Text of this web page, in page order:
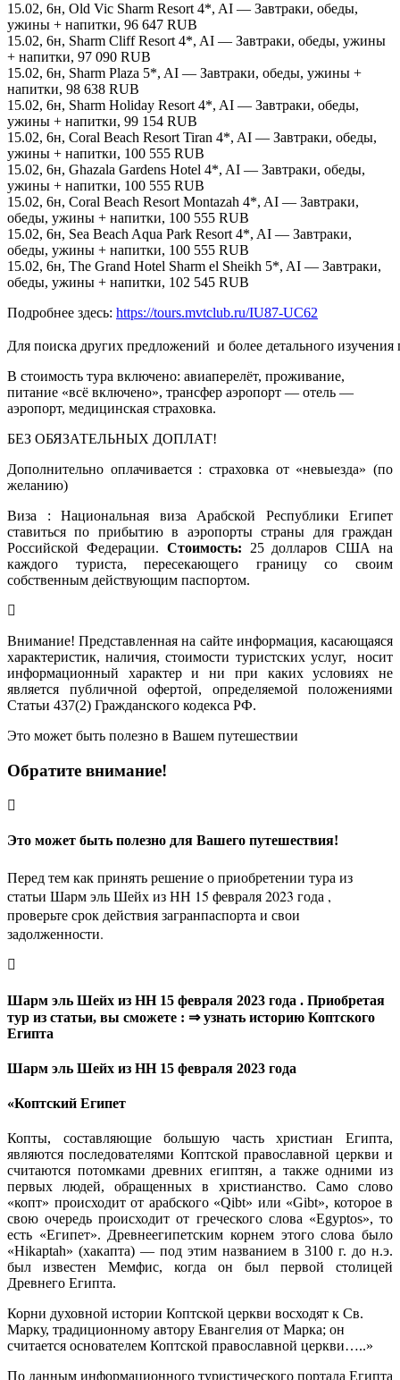
15.02, 6н, Old Vic Sharm Resort 4*, AI — Завтраки, обеды,
ужины + напитки, 96 647 RUB
15.02, 6н, Sharm Cliff Resort 4*, AI — Завтраки, обеды, ужины
+ напитки, 97 090 RUB
15.02, 6н, Sharm Plaza 5*, AI — Завтраки, обеды, ужины +
напитки, 98 638 RUB
15.02, 6н, Sharm Holiday Resort 4*, AI — Завтраки, обеды,
ужины + напитки, 99 154 RUB
15.02, 6н, Coral Beach Resort Tiran 4*, AI — Завтраки, обеды,
ужины + напитки, 100 555 RUB
15.02, 6н, Ghazala Gardens Hotel 4*, AI — Завтраки, обеды,
ужины + напитки, 100 555 RUB
15.02, 6н, Coral Beach Resort Montazah 4*, AI — Завтраки,
обеды, ужины + напитки, 100 555 RUB
15.02, 6н, Sea Beach Aqua Park Resort 4*, AI — Завтраки,
обеды, ужины + напитки, 100 555 RUB
15.02, 6н, The Grand Hotel Sharm el Sheikh 5*, AI — Завтраки,
обеды, ужины + напитки, 102 545 RUB
Подробнее здесь: https://tours.mvtclub.ru/IU87-UC62
Для поиска других предложений  и более детального
В стоимость тура включено: авиаперелёт, проживание,
питание «всё включено», трансфер аэропорт — отель —
аэропорт, медицинская страховка.
БЕЗ ОБЯЗАТЕЛЬНЫХ ДОПЛАТ!
Дополнительно оплачивается : страховка от «невыезда» (по
желанию)
Виза : Национальная виза Арабской Республики Египет
ставиться по прибытию в аэропорты страны для граждан
Российской Федерации. Стоимость: 25 долларов США на
каждого туриста, пересекающего границу со своим
собственным действующим паспортом.
Внимание! Представленная на сайте информация, касающаяся
характеристик, наличия, стоимости туристских услуг, носит
информационный характер и ни при каких условиях не
является публичной офертой, определяемой положениями
Статьи 437(2) Гражданского кодекса РФ.
Это может быть полезно в Вашем путешествии
Обратите внимание!
Это может быть полезно для Вашего путешествия!
Перед тем как принять решение о приобретении тура из
статьи Шарм эль Шейх из НН 15 февраля 2023 года ,
проверьте срок действия загранпаспорта и свои
задолженности.
Шарм эль Шейх из НН 15 февраля 2023 года . Приобретая
тур из статьи, вы сможете : ⇒ узнать историю Коптского
Египта
Шарм эль Шейх из НН 15 февраля 2023 года
«Коптский Египет
Копты, составляющие большую часть христиан Египта,
являются последователями Коптской православной церкви и
считаются потомками древних египтян, а также одними из
первых людей, обращенных в христианство. Само слово
«копт» происходит от арабского «Qibt» или «Gibt», которое в
свою очередь происходит от греческого слова «Egyptos», то
есть «Египет». Древнеегипетским корнем этого слова было
«Hikaptah» (хакапта) — под этим названием в 3100 г. до н.э.
был известен Мемфис, когда он был первой столицей
Древнего Египта.
Корни духовной истории Коптской церкви восходят к Св.
Марку, традиционному автору Евангелия от Марка; он
считается основателем Коптской православной церкви…..»
По данным информационного туристического портала Египта